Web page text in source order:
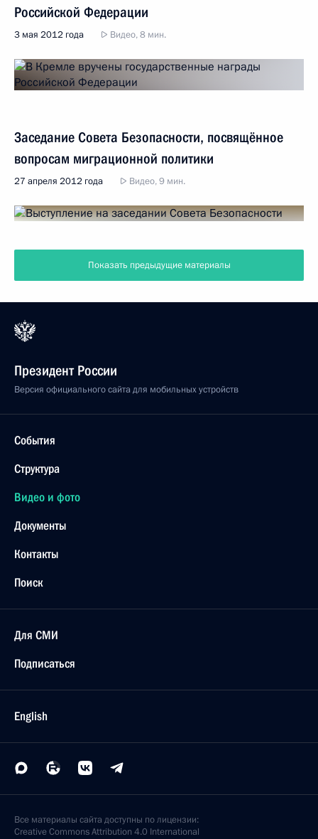
Российской Федерации
3 мая 2012 года Видео, 8 мин.
Заседание Совета Безопасности, посвящённое
вопросам миграционной политики
27 апреля 2012 года Видео, 9 мин.
Показать предыдущие материалы
Президент России
Версия официального сайта для мобильных устройств
События
Структура
Видео и фото
Документы
Контакты
Поиск
Для СМИ
Подписаться
English
Все материалы сайта доступны по лицензии:
Creative Commons Attribution 4.0 International